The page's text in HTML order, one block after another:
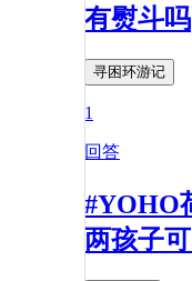
有熨斗吗
寻困环游记
1
回答
#YOHO
两孩子